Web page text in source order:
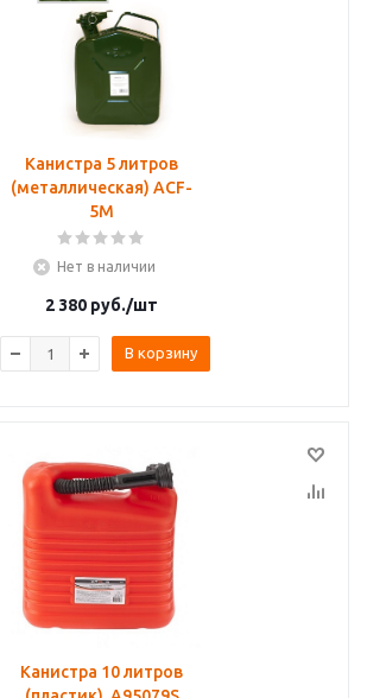
Канистра 5 литров
(металлическая) ACF-
5M
Нет в наличии
2 380 руб./шт
В корзину
Канистра 10 литров